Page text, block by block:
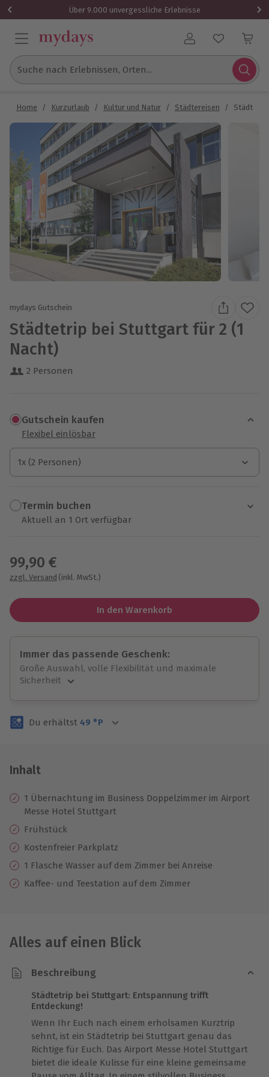
Über 9.000 unvergessliche Erlebnisse
Benutzerkonto
Suche nach Erlebnissen, Orten...
Home / Kurzurlaub / Kultur und Natur / Städtereisen /
mydays Gutschein
Städtetrip bei Stuttgart für 2 (1
Nacht)
2 Personen
Gutschein kaufen
Flexibel einlösbar
1x (2 Personen)
1x (2 Personen)
1x (2 Personen)
Termin buchen
Aktuell an 1 Ort verfügbar
99,90 €
zzgl. Versand (inkl. MwSt.)
In den Warenkorb
Immer das passende Geschenk:
Große Auswahl, volle Flexibilität und maximale
Sicherheit
Volle Flexibilität
3 Jahre gültig & verlängerbar.
Du erhältst 49 °P
Inhalt
1 Übernachtung im Business Doppelzimmer im Airport
Messe Hotel Stuttgart
Frühstück
Kostenfreier Parkplatz
1 Flasche Wasser auf dem Zimmer bei Anreise
Kaffee- und Teestation auf dem Zimmer
Alles auf einen Blick
Beschreibung
Städtetrip bei Stuttgart: Entspannung trifft
Entdeckung!
Wenn Ihr Euch nach einem erholsamen Kurztrip
sehnt, ist ein Städtetrip bei Stuttgart genau das
Richtige für Euch. Das Airport Messe Hotel Stuttgart
bietet die ideale Kulisse für eine kleine gemeinsame